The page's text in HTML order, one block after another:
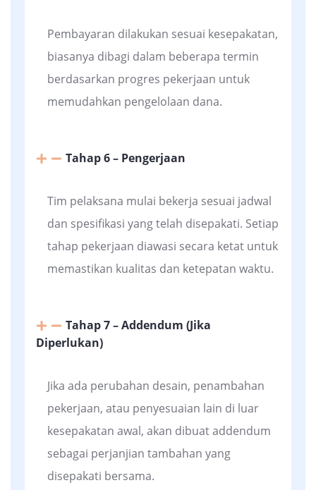
Pembayaran dilakukan sesuai kesepakatan,
biasanya dibagi dalam beberapa termin
berdasarkan progres pekerjaan untuk
memudahkan pengelolaan dana.
Tahap 6 – Pengerjaan
Tim pelaksana mulai bekerja sesuai jadwal
dan spesifikasi yang telah disepakati. Setiap
tahap pekerjaan diawasi secara ketat untuk
memastikan kualitas dan ketepatan waktu.
Tahap 7 – Addendum (Jika
Diperlukan)
Jika ada perubahan desain, penambahan
pekerjaan, atau penyesuaian lain di luar
kesepakatan awal, akan dibuat addendum
sebagai perjanjian tambahan yang
disepakati bersama.